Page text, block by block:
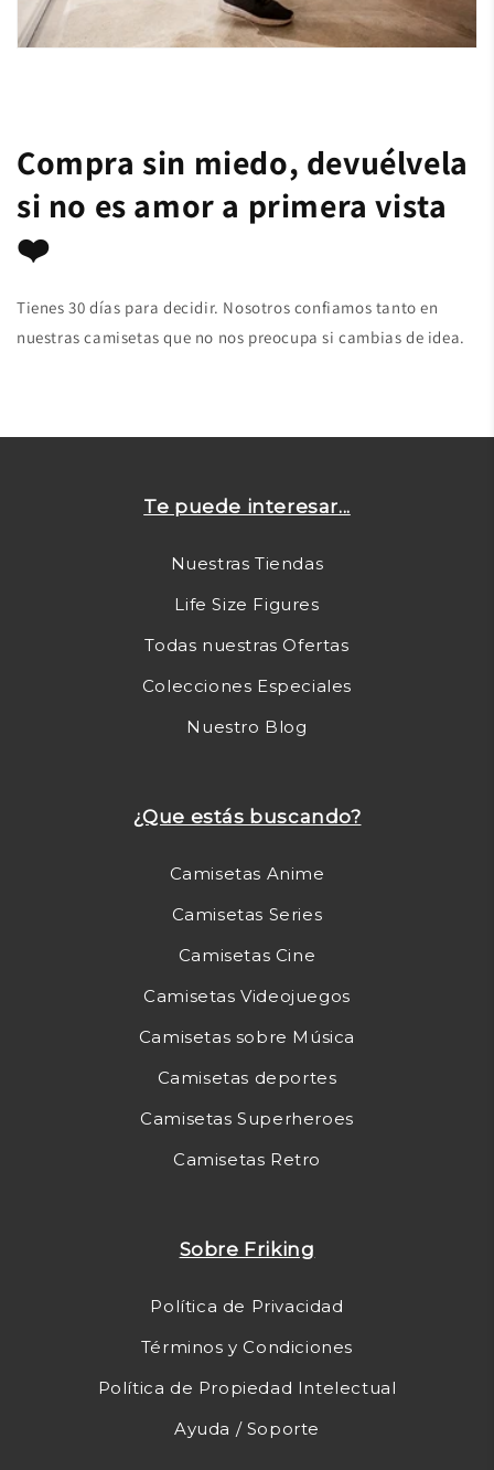
Compra sin miedo, devuélvela
si no es amor a primera vista
❤️
Tienes 30 días para decidir. Nosotros confiamos tanto en
nuestras camisetas que no nos preocupa si cambias de idea.
Te puede interesar...
Nuestras Tiendas
Life Size Figures
Todas nuestras Ofertas
Colecciones Especiales
Nuestro Blog
¿Que estás buscando?
Camisetas Anime
Camisetas Series
Camisetas Cine
Camisetas Videojuegos
Camisetas sobre Música
Camisetas deportes
Camisetas Superheroes
Camisetas Retro
Sobre Friking
Política de Privacidad
Términos y Condiciones
Política de Propiedad Intelectual
Ayuda / Soporte